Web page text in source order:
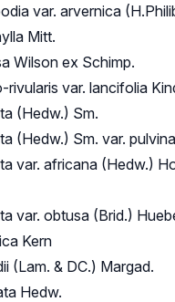
var. arvernica
Mitt.
Wilson ex Schimp.
rivularis var. lancifolia
(Hedw.) Sm.
(Hedw.) Sm. var.
var. africana (Hedw.)
var. obtusa (Brid.)
Kern
(Lam. & DC.) Margad.
Hedw.